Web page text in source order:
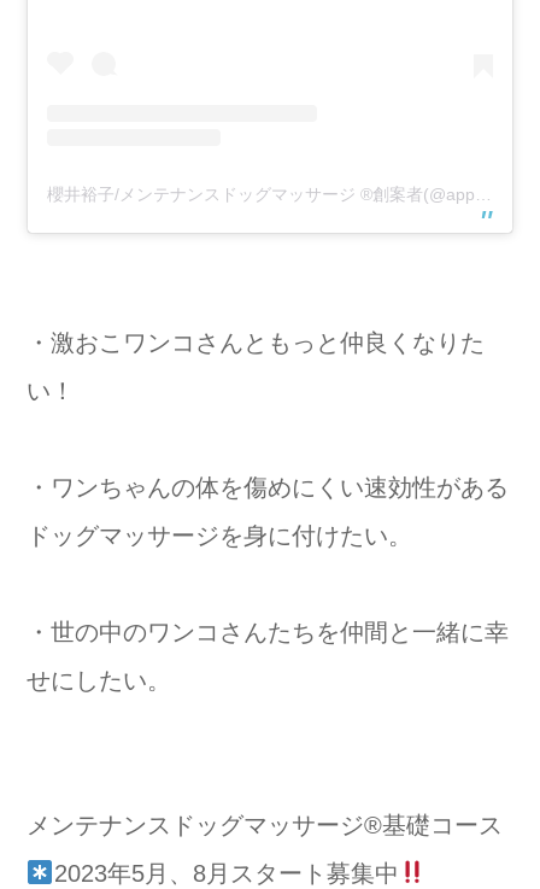
櫻井裕子/メンテナンスドッグマッサージ ®️創案者(@appricie)がシェアした投稿
・激おこワンコさんともっと仲良くなりた
い！
・ワンちゃんの体を傷めにくい速効性がある
ドッグマッサージを身に付けたい。
・世の中のワンコさんたちを仲間と一緒に幸
せにしたい。
⁡メンテナンスドッグマッサージ®️基礎コース
2023年5月、8月スタート募集中